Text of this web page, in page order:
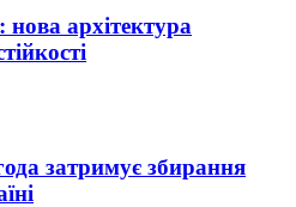
нова архітектура
затримує збирання